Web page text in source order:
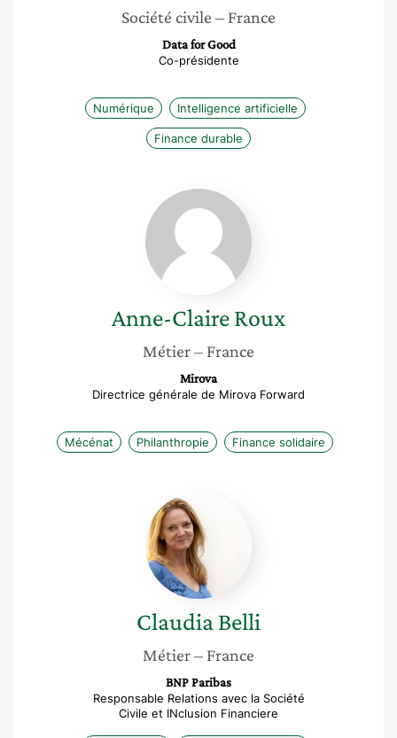
Société civile – France
Data for Good
Co-présidente
Numérique Intelligence artificielle
Finance durable
Anne-
Claire
Roux
Anne-ClaireRoux
Métier– France
Mirova
Directrice générale de Mirova Forward
Mécénat Philanthropie Finance solidaire
Belli
ClaudiaBelli
Métier– France
BNP Paribas
Responsable Relations avec la Société
Civile et INclusion Financiere